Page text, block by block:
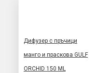
Дифузер с пръчици
манго и праскова GULF
ORCHID 150 ML